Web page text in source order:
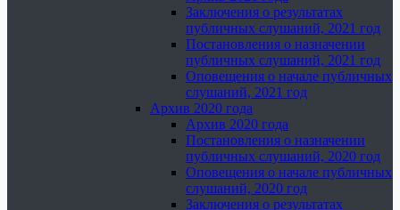
Заключения о результатах
публичных слушаний, 2021 год
Постановления о назначении
публичных слушаний, 2021 год
Оповещения о начале публичных
слушаний, 2021 год
Архив 2020 года
Архив 2020 года
Постановления о назначении
публичных слушаний, 2020 год
Оповещения о начале публичных
слушаний, 2020 год
Заключения о результатах